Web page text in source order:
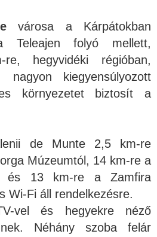
városa a Kárpátokban
Teleajen folyó mellett,
hegyvidéki régióban,
nagyon kiegyensúlyozott
környezetet biztosít a
de Munte 2,5 km-re
Múzeumtól, 14 km-re a
és 13 km-re a Zamfira
Wi-Fi áll rendelkezésre.
vel és hegyekre néző
Néhány szoba felár